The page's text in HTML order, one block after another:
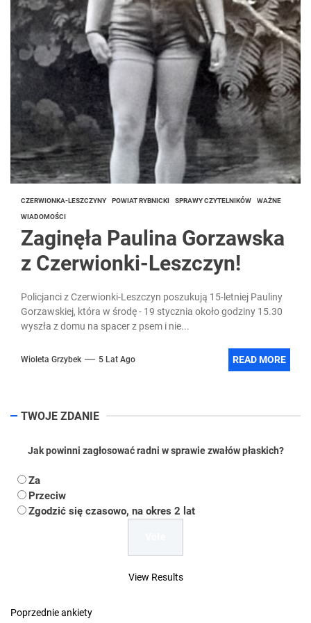
CZERWIONKA-LESZCZYNY POWIAT RYBNICKI SPRAWY CZYTELNIKÓW WAŻNE
WIADOMOŚCI
Zaginęła Paulina Gorzawska
z Czerwionki-Leszczyn!
Policjanci z Czerwionki-Leszczyn poszukują 15-letniej Pauliny
Gorzawskiej, która w środę - 19 stycznia około godziny 15.30
wyszła z domu na spacer z psem i nie...
Wioleta Grzybek 5 Lat Ago READ MORE
TWOJE ZDANIE
Jak powinni zagłosować radni w sprawie zwałów płaskich?
Za
Przeciw
Zgodzić się czasowo, na okres 2 lat
View Results
Poprzednie ankiety